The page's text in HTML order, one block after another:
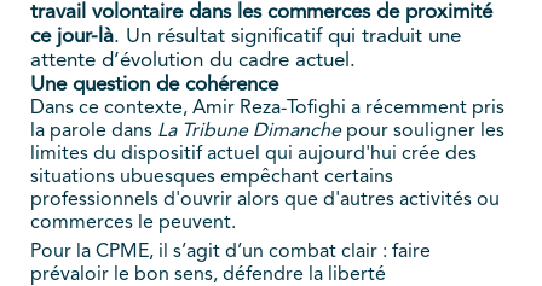
travail volontaire dans les commerces de proximité
ce jour-là. Un résultat significatif qui traduit une
attente d’évolution du cadre actuel.
Une question de cohérence
Dans ce contexte, Amir Reza-Tofighi a récemment pris
la parole dans La Tribune Dimanchepour souligner les
limites du dispositif actuel qui aujourd'hui crée des
situations ubuesques empêchant certains
professionnels d'ouvrir alors que d'autres activités ou
commerces le peuvent.
Pour la CPME, il s’agit d’un combat clair : faire
prévaloir le bon sens, défendre la liberté